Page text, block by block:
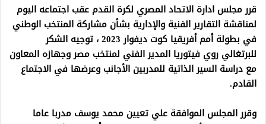
قرر مجلس ادارة الاتحاد المصري لكرة القدم عقب اجتماعه اليوم
لمناقشة التقارير الفنية والإدارية بشأن مشاركة المنتخب الوطني
في بطولة أمم أفريقيا كوت ديفوار 2023 ، توجيه الشكر
للبرتغالي روي فيتوريا المدير الفني لمنتخب مصر وجهازه المعاون
مع دراسة السير الذاتية للمدربين الأجانب وعرضها في الاجتماع
القادم.
وقرر المجلس الموافقة علي تعيين محمد يوسف مدربا عاما